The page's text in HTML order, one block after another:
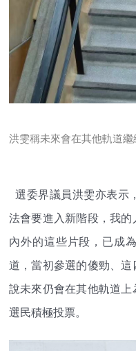
洪雯稱未來會在其他軌道
選委界議員洪雯亦表示
法會要進入新階段，我
內外的這些片段，已成
道，當初參選的傻勁、
說未來仍會在其他軌道
選民積極投票。